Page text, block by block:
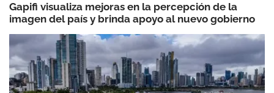
Gapifi visualiza mejoras en la percepción de la
imagen del país y brinda apoyo al nuevo gobierno